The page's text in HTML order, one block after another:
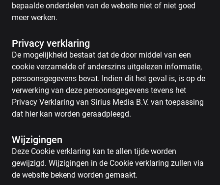
bepaalde onderdelen van de website niet of niet goed
meer werken.
Privacy verklaring
De mogelijkheid bestaat dat de door middel van een
cookie verzamelde of anderszins uitgelezen informatie,
persoonsgegevens bevat. Indien dit het geval is, is op de
verwerking van deze persoonsgegevens tevens het
Privacy Verklaring van Sirius Media B.V. van toepassing
dat hier kan worden geraadpleegd.
Wijzigingen
Deze Cookie verklaring kan te allen tijde worden
gewijzigd. Wijzigingen in de Cookie verklaring zullen via
de website bekend worden gemaakt.